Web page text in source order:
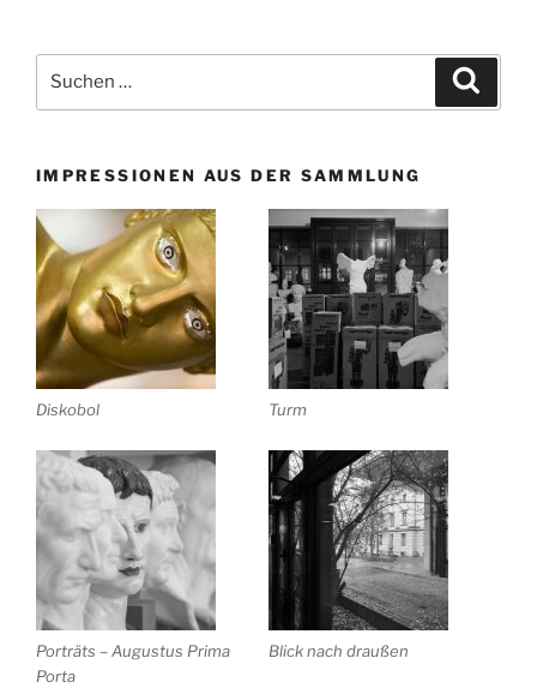
nach:
IMPRESSIONEN AUS DER SAMMLUNG
Diskobol Turm
Porträts – Augustus Prima
Porta
Blick nach draußen